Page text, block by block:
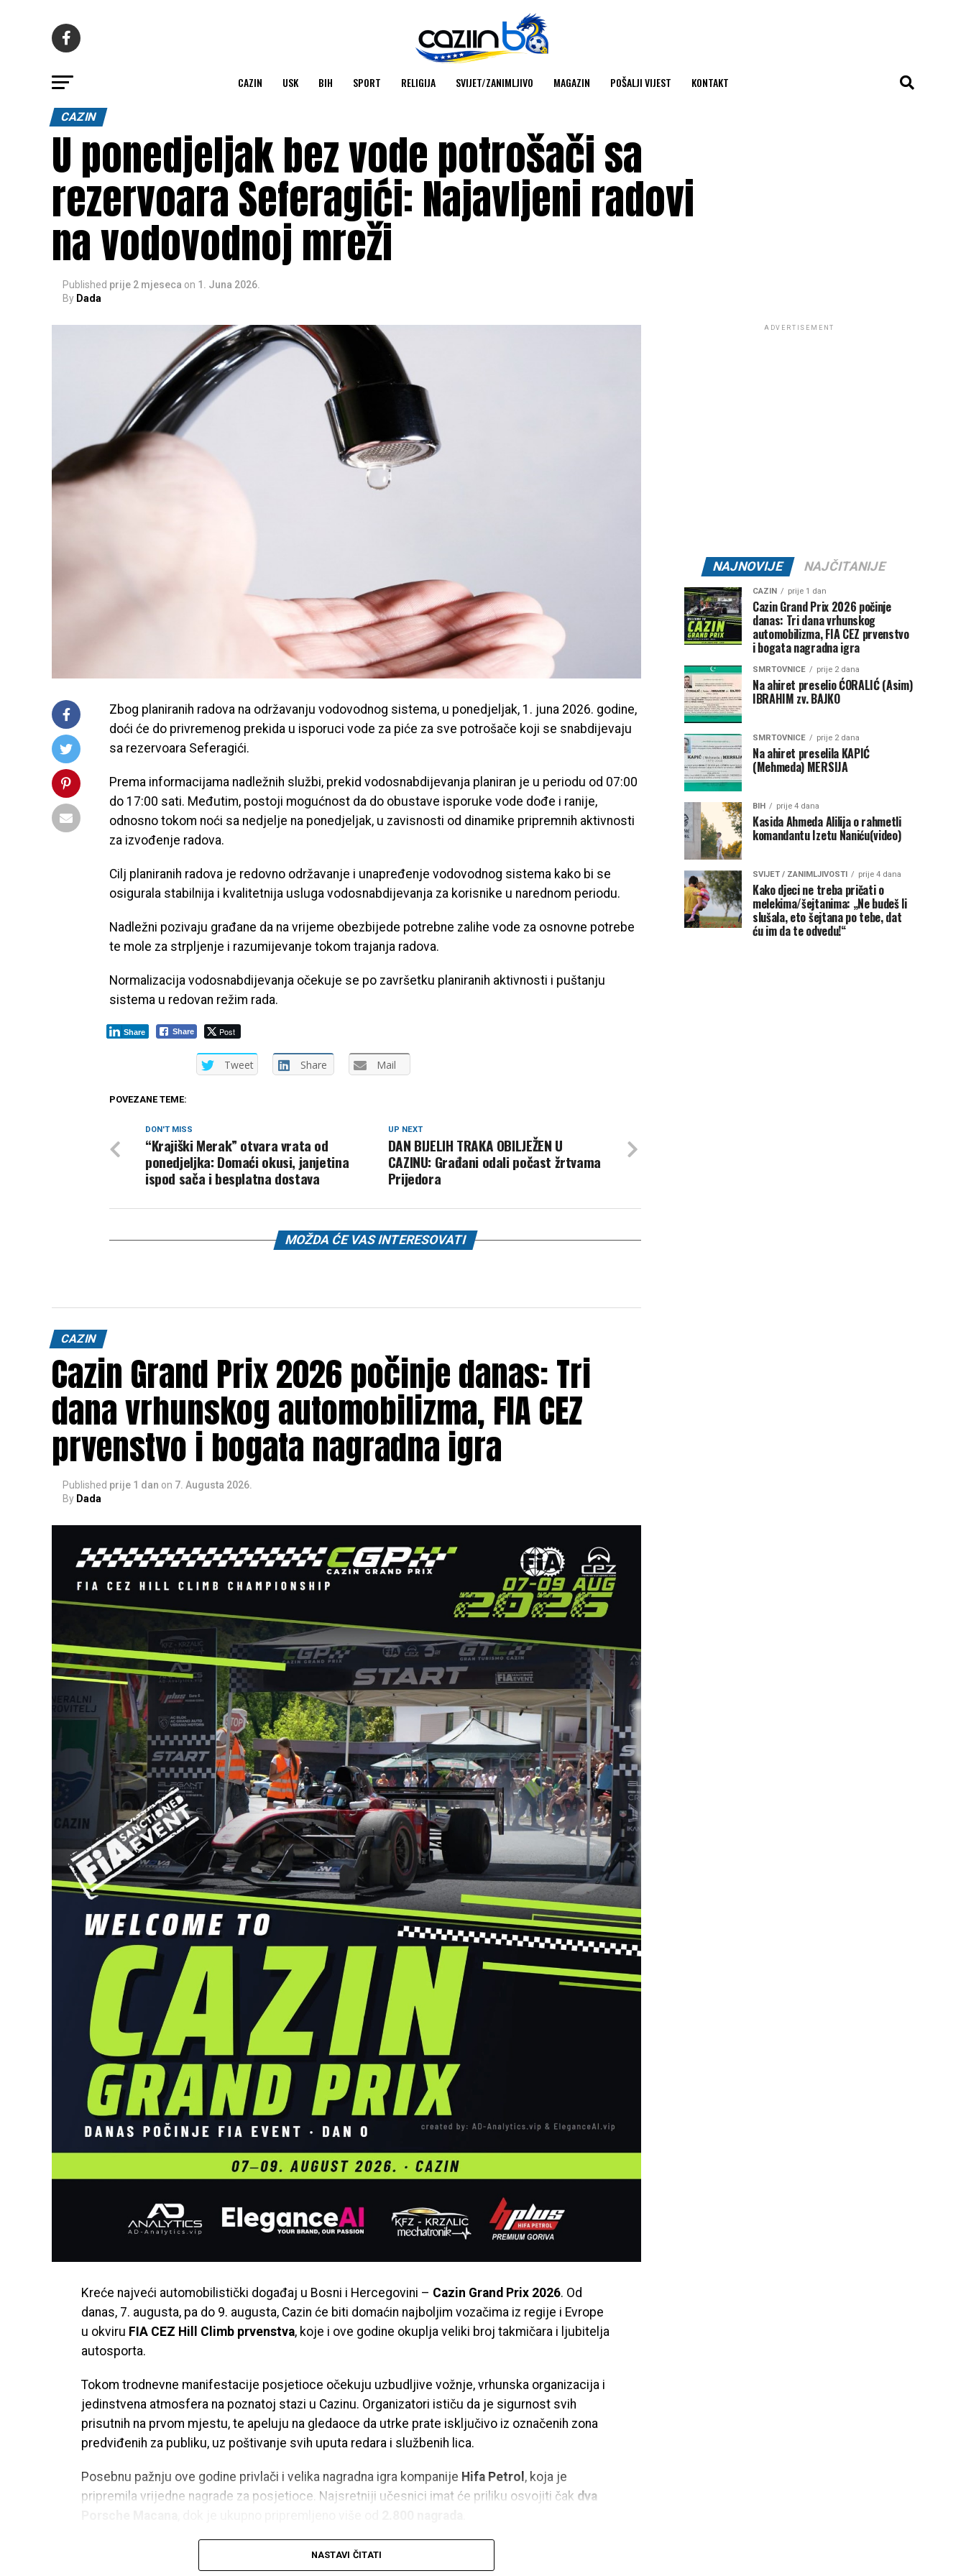
CAZIN USK BIH SPORT RELIGIJA SVIJET/ZANIMLJIVO MAGAZIN POŠALJI VIJEST KONTAKT
CAZIN
U ponedjeljak bez vode potrošači sa
rezervoara Seferagići: Najavljeni radovi
na vodovodnoj mreži
Published prije 2 mjeseca on 1. Juna 2026.
By Dada
Zbog planiranih radova na održavanju vodovodnog sistema, u ponedjeljak, 1. juna 2026. godine,
doći će do privremenog prekida u isporuci vode za piće za sve potrošače koji se snabdijevaju
sa rezervoara Seferagići.
Prema informacijama nadležnih službi, prekid vodosnabdijevanja planiran je u periodu od 07:00
do 17:00 sati. Međutim, postoji mogućnost da do obustave isporuke vode dođe i ranije,
odnosno tokom noći sa nedjelje na ponedjeljak, u zavisnosti od dinamike pripremnih aktivnosti
za izvođenje radova.
Cilj planiranih radova je redovno održavanje i unapređenje vodovodnog sistema kako bi se
osigurala stabilnija i kvalitetnija usluga vodosnabdijevanja za korisnike u narednom periodu.
Nadležni pozivaju građane da na vrijeme obezbijede potrebne zalihe vode za osnovne potrebe
te mole za strpljenje i razumijevanje tokom trajanja radova.
Normalizacija vodosnabdijevanja očekuje se po završetku planiranih aktivnosti i puštanju
sistema u redovan režim rada.
Share Post
Share
Tweet Share Mail
POVEZANE TEME:
UP NEXT
DAN BIJELIH TRAKA OBILJEŽEN U
CAZINU: Građani odali počast žrtvama
Prijedora
DON'T MISS
“Krajiški Merak” otvara vrata od
ponedjeljka: Domaći okusi, janjetina
ispod sača i besplatna dostava
MOŽDA ĆE VAS INTERESOVATI
CAZIN
Cazin Grand Prix 2026 počinje danas: Tri
dana vrhunskog automobilizma, FIA CEZ
prvenstvo i bogata nagradna igra
Published prije 1 dan on 7. Augusta 2026.
By Dada
Kreće najveći automobilistički događaj u Bosni i Hercegovini – Cazin Grand Prix 2026. Od
danas, 7. augusta, pa do 9. augusta, Cazin će biti domaćin najboljim vozačima iz regije i Evrope
u okviru FIA CEZ Hill Climb prvenstva, koje i ove godine okuplja veliki broj takmičara i ljubitelja
autosporta.
Tokom trodnevne manifestacije posjetioce očekuju uzbudljive vožnje, vrhunska organizacija i
jedinstvena atmosfera na poznatoj stazi u Cazinu. Organizatori ističu da je sigurnost svih
prisutnih na prvom mjestu, te apeluju na gledaoce da utrke prate isključivo iz označenih zona
predviđenih za publiku, uz poštivanje svih uputa redara i službenih lica.
Posebnu pažnju ove godine privlači i velika nagradna igra kompanije Hifa Petrol, koja je
pripremila vrijedne nagrade za posjetioce. Najsretniji učesnici imat će priliku osvojiti čak dva
Očekuje se dolazak hiljada gledalaca iz Bosne i Hercegovine, Hrvatske, Slovenije, Srbije, Crne
Gore i drugih evropskih zemalja, što će Cazin i ove godine učiniti regionalnim centrom
NASTAVI ČITATI
ADVERTISEMENT
NAJNOVIJE NAJČITANIJE
CAZIN prije 1 dan
Cazin Grand Prix 2026 počinje
danas: Tri dana vrhunskog
automobilizma, FIA CEZ prvenstvo
i bogata nagradna igra
SMRTOVNICE prije 2 dana
Na ahiret preselio ĆORALIĆ (Asim)
IBRAHIM zv. BAJKO
SMRTOVNICE prije 2 dana
Na ahiret preselila KAPIĆ
(Mehmeda) MERSIJA
BIH prije 4 dana
Kasida Ahmeda Alilija o rahmetli
komandantu Izetu Naniću(video)
SVIJET / ZANIMLJIVOSTI prije 4 dana
Kako djeci ne treba pričati o
melekima/šejtanima: „Ne budeš li
slušala, eto šejtana po tebe, dat
ću im da te odvedu!“